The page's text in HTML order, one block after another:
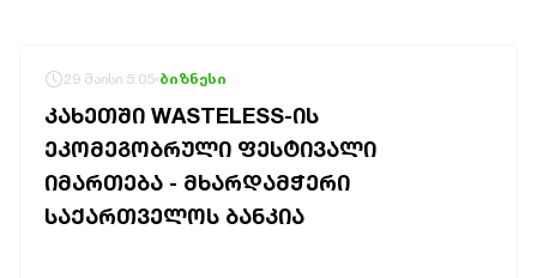
ᲐᲛᲘᲜᲓᲘ
ᲡᲐᲛᲮᲔᲓᲠᲝ
ᲠᲔᲒᲘᲝᲜᲘ
ᲘᲜᲢᲔᲠᲕᲘᲣ
29 მაისი 5:05 ბიზნესი
ᲙᲐᲮᲔᲗᲨᲘ WASTELESS-ᲘᲡ
ᲔᲙᲝᲛᲔᲒᲝᲑᲠᲣᲚᲘ ᲤᲔᲡᲢᲘᲕᲐᲚᲘ
ᲘᲛᲐᲠᲗᲔᲑᲐ - ᲛᲮᲐᲠᲓᲐᲛᲭᲔᲠᲘ
ᲡᲐᲥᲐᲠᲗᲕᲔᲚᲝᲡ ᲑᲐᲜᲙᲘᲐ